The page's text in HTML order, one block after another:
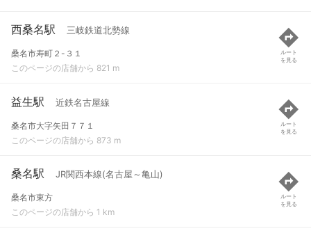
西桑名駅 三岐鉄道北勢線
桑名市寿町２-３１
このページの店舗から 821 m
ルート
を見る
益生駅 近鉄名古屋線
桑名市大字矢田７７１
このページの店舗から 873 m
ルート
を見る
桑名駅 JR関西本線(名古屋～亀山)
桑名市東方
このページの店舗から 1 km
ルート
を見る